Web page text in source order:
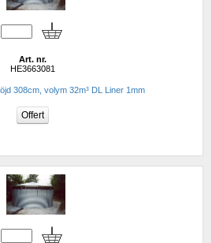
Art. nr.
HE3663081
308cm, volym 32m³ DL Liner 1mm